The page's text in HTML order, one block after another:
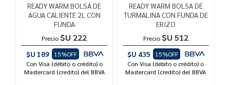
READY WARM BOLSA DE
AGUA CALIENTE 2L CON
FUNDA
Precio $U 222
$U 189
15%OFF
Con Visa (débito o crédito) o
Mastercard (credito) del BBVA
READY WARM BOLSA DE
TURMALINA CON FUNDA DE
ERIZO
Precio $U 512
$U 435
15%OFF
Con Visa (débito o crédito) o
Mastercard (credito) del BBVA